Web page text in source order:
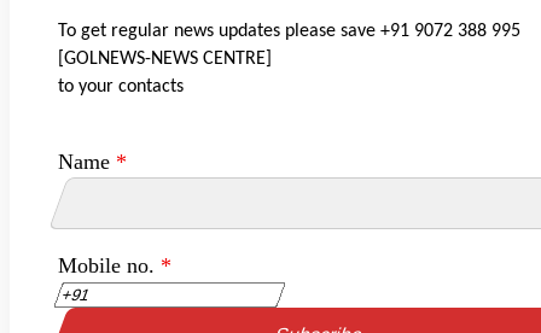
To get regular news updates please save +91 9072 388 995
[GOLNEWS-NEWS CENTRE]
to your contacts
Name *
Mobile no. *